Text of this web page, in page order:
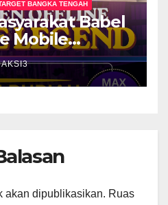
BANGKA TENGAH
Babel
Mobile
Merapat!
Penyak
Pendaftaran
akan dipublikasikan. Ruas